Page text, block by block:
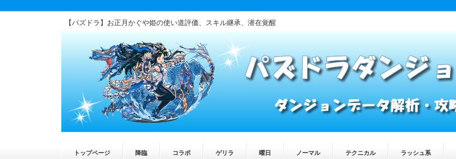
【パズドラ】お正月かぐや姫の使い道評価、スキル継承、潜在覚醒
トップページ 降臨 コラボ ゲリラ 曜日 ノーマル テクニカル ラッシュ系